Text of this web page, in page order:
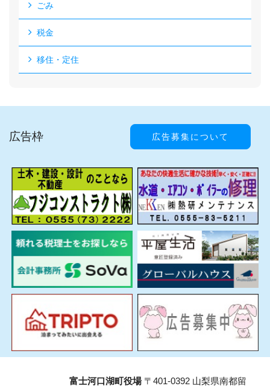
ごみ
税金
移住・定住
広告枠 広告募集について
富士河口湖町役場〒401-0392 山梨県南都留